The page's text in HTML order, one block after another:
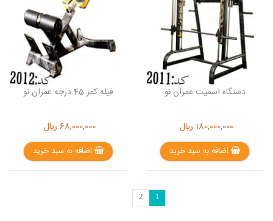
دستگاه اسمیت عمران نو
180,000,000 ریال
اضافه به سبد خرید
فیله کمر 45 درجه عمران نو
68,000,000 ریال
اضافه به سبد خرید
1
2